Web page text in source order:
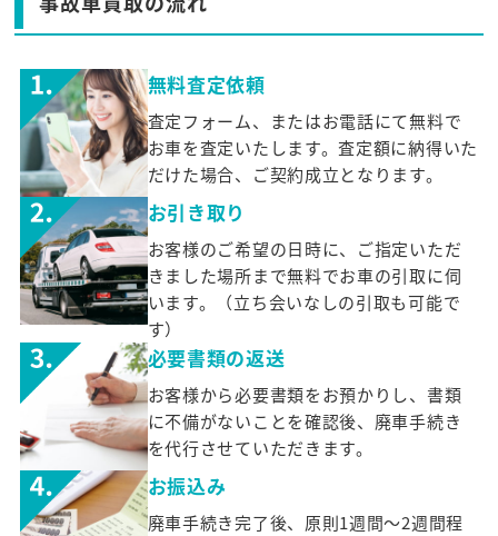
無料査定依頼
査定フォーム、またはお電話にて無料で
お車を査定いたします。査定額に納得いた
だけた場合、ご契約成立となります。
お引き取り
お客様のご希望の日時に、ご指定いただ
きました場所まで無料でお車の引取に伺
います。（立ち会いなしの引取も可能で
す）
必要書類の返送
お客様から必要書類をお預かりし、書類
に不備がないことを確認後、廃車手続き
を代行させていただきます。
お振込み
廃車手続き完了後、原則1週間～2週間程